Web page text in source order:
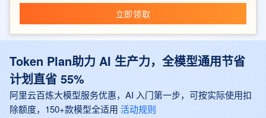
立即领取
Token Plan助力 AI 生产力，全模型通用节省
计划直省 55%
阿里云百炼大模型服务优惠，AI 入门第一步，可按实际使用扣
除额度，150+款模型全适用 活动规则